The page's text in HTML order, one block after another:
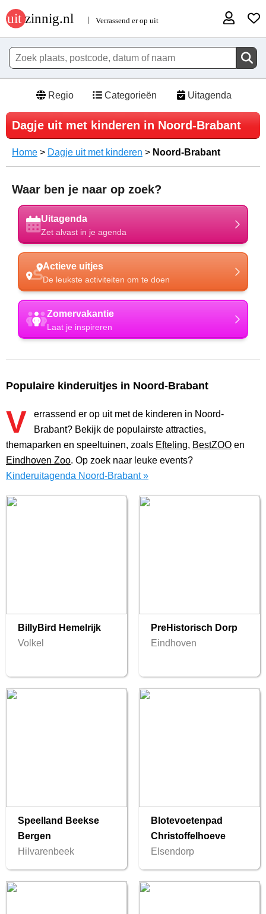
Regio Categorieën Uitagenda
Dagje uit met kinderen in Noord-Brabant
Home > Dagje uit met kinderen > Noord-Brabant
Waar ben je naar op zoek?
Uitagenda
Zet alvast in je agenda
Actieve uitjes
De leukste activiteiten om te doen
Zomervakantie
Laat je inspireren
Populaire kinderuitjes in Noord-Brabant
V
errassend er op uit met de kinderen in Noord-
Brabant? Bekijk de populairste attracties,
themaparken en speeltuinen, zoals Efteling, BestZOO en
Eindhoven Zoo. Op zoek naar leuke events?
Kinderuitagenda Noord-Brabant »
BillyBird Hemelrijk
Volkel
PreHistorisch Dorp
Eindhoven
Speelland Beekse
Bergen
Hilvarenbeek
Blotevoetenpad
Christoffelhoeve
Elsendorp